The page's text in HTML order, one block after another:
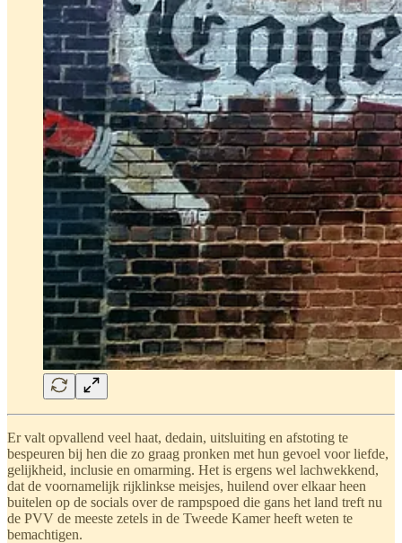
Er valt opvallend veel haat, dedain, uitsluiting en afstoting te
bespeuren bij hen die zo graag pronken met hun gevoel voor liefde,
gelijkheid, inclusie en omarming. Het is ergens wel lachwekkend,
dat de voornamelijk rijklinkse meisjes, huilend over elkaar heen
buitelen op de socials over de rampspoed die gans het land treft nu
de PVV de meeste zetels in de Tweede Kamer heeft weten te
bemachtigen.